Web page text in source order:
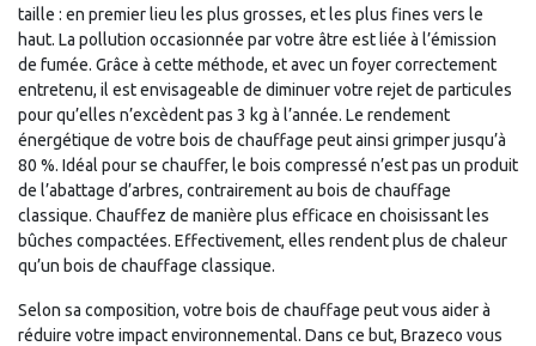
taille : en premier lieu les plus grosses, et les plus fines vers le
haut. La pollution occasionnée par votre âtre est liée à l’émission
de fumée. Grâce à cette méthode, et avec un foyer correctement
entretenu, il est envisageable de diminuer votre rejet de particules
pour qu’elles n’excèdent pas 3 kg à l’année. Le rendement
énergétique de votre bois de chauffage peut ainsi grimper jusqu’à
80 %. Idéal pour se chauffer, le bois compressé n’est pas un produit
de l’abattage d’arbres, contrairement au bois de chauffage
classique. Chauffez de manière plus efficace en choisissant les
bûches compactées. Effectivement, elles rendent plus de chaleur
qu’un bois de chauffage classique.
Selon sa composition, votre bois de chauffage peut vous aider à
réduire votre impact environnemental. Dans ce but, Brazeco vous